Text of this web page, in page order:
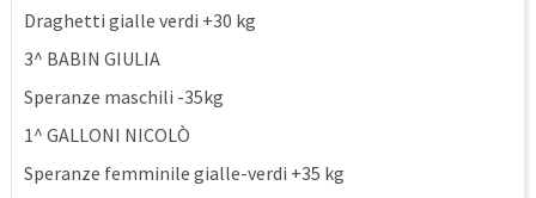
Draghetti gialle verdi +30 kg
3^ BABIN GIULIA
Speranze maschili -35kg
1^ GALLONI NICOLÒ
Speranze femminile gialle-verdi +35 kg